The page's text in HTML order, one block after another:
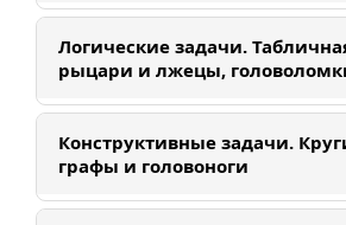
ребусы, отрезки, весы.
Знакомимся с основами
деревом решений и правилами
без пропусков и повторов.
Логические задачи.
рыцари и лжецы,
Учимся строить логические
задачи про рыцарей и лжецов,
Конструктивные задачи.
графы и головоноги